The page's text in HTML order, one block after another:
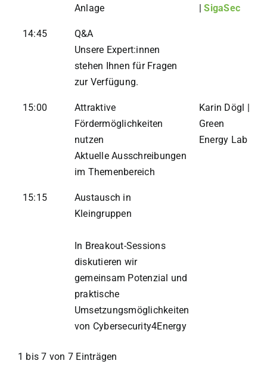
Anlage
|SigaSec
14:45
Q&A
Unsere Expert:innen
stehen Ihnen für Fragen
zur Verfügung.
15:00
Attraktive
Fördermöglichkeiten
nutzen
Aktuelle Ausschreibungen
im Themenbereich
Karin Dögl |
Green
Energy Lab
15:15
Austausch in
Kleingruppen
In Breakout-Sessions
diskutieren wir
gemeinsam Potenzial und
praktische
Umsetzungsmöglichkeiten
von Cybersecurity4Energy
1 bis 7 von 7 Einträgen